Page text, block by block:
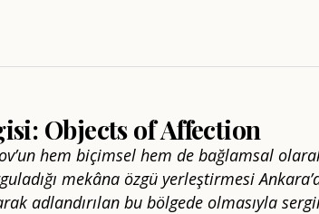
Objects of Affection
hem biçimsel hem de bağlamsal
mekâna özgü yerleştirmesi
adlandırılan bu bölgede olmasıyla